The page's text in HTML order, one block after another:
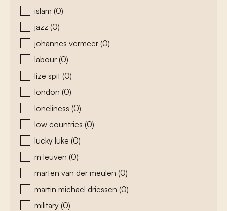
islam (0)
jazz (0)
johannes vermeer (0)
labour (0)
lize spit (0)
london (0)
loneliness (0)
low countries (0)
lucky luke (0)
m leuven (0)
marten van der meulen (0)
martin michael driessen (0)
military (0)